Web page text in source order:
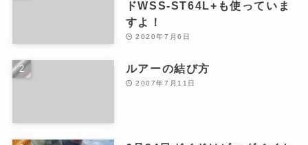
ドWSS-ST64L+も使っていま
すよ！
2020年7月6日
ルアーの結び方
2007年7月11日